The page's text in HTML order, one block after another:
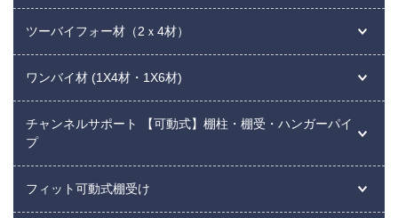
ツーバイフォー材（2ｘ4材）
ワンバイ材 (1X4材・1X6材)
チャンネルサポート 【可動式】棚柱・棚受・ハンガーパイ
プ
フィット可動式棚受け